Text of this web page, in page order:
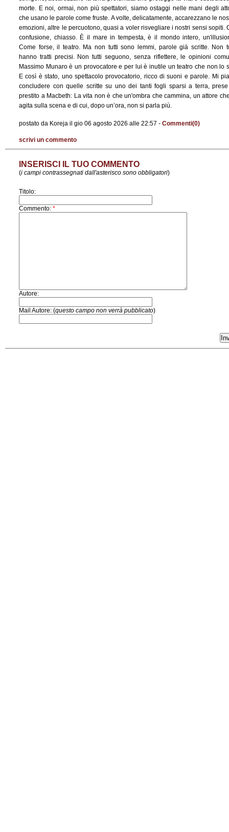
morte. E noi, ormai, non più spettatori, siamo ostaggi nelle mani degli
che usano le parole come fruste. A volte, delicatamente, accarezzano le
emozioni, altre le percuotono, quasi a voler risvegliare i nostri sensi sopiti.
confusione, chiasso. È il mare in tempesta, è il mondo intero,
Come forse, il teatro. Ma non tutti sono lemmi, parole già scritte. Non
hanno tratti precisi. Non tutti seguono, senza riflettere, le opinioni
Massimo Munaro è un provocatore e per lui è inutile un teatro che non lo
E così è stato, uno spettacolo provocatorio, ricco di suoni e parole. Mi
concludere con quelle scritte su uno dei tanti fogli sparsi a terra,
prestito a Macbeth: La vita non è che un'ombra che cammina, un attore
agita sulla scena e di cui, dopo un’ora, non si parla più.
postato da Koreja il gio 06 agosto 2026 alle 22:57 - Commenti(0)
scrivi un commento
INSERISCI IL TUO COMMENTO
(i campi contrassegnati dall'asterisco sono obbligatori)
Titolo:
Commento: *
Autore:
Mail Autore: (questo campo non verrà pubblicato)